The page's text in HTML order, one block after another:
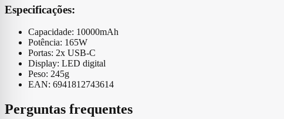
Especificações:
Capacidade: 10000mAh
Potência: 165W
Portas: 2x USB-C
Display: LED digital
Peso: 245g
EAN: 6941812743614
Perguntas frequentes